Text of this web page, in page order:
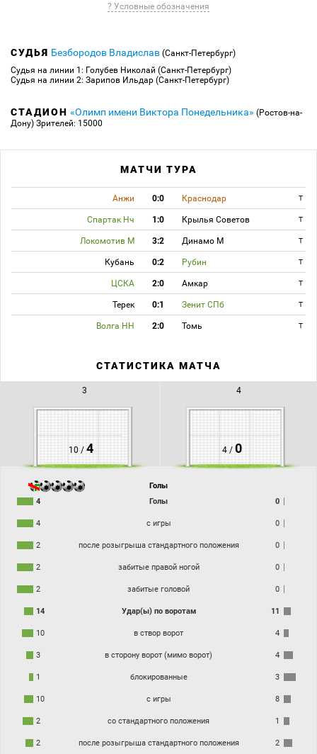
? Условные обозначения
СУДЬЯ Безбородов Владислав (Санкт-Петербург)
Судья на линии 1: Голубев Николай (Санкт-Петербург)
Судья на линии 2: Зарипов Ильдар (Санкт-Петербург)
СТАДИОН «Олимп имени Виктора Понедельника» (Ростов-на-
Дону) Зрителей: 15000
МАТЧИ ТУРА
Анжи 0:0 Краснодар T
Спартак Нч 1:0 Крылья Советов T
Локомотив М 3:2 Динамо М T
Кубань 0:2 Рубин T
ЦСКА 2:0 Амкар T
Терек 0:1 Зенит СПб T
Волга НН 2:0 Томь T
СТАТИСТИКА МАТЧА
3
10 / 4
4
4 /0
Голы
4
Голы 0
4 с игры 0
2 после розыгрыша стандартного положения 0
2 забитые правой ногой 0
2 забитые головой 0
14 Удар(ы) по воротам 11
10 в створ ворот 4
3 в сторону ворот (мимо ворот) 4
1 блокированные 3
10 с игры 8
2 со стандартного положения 1
2 после розыгрыша стандартного положения 2